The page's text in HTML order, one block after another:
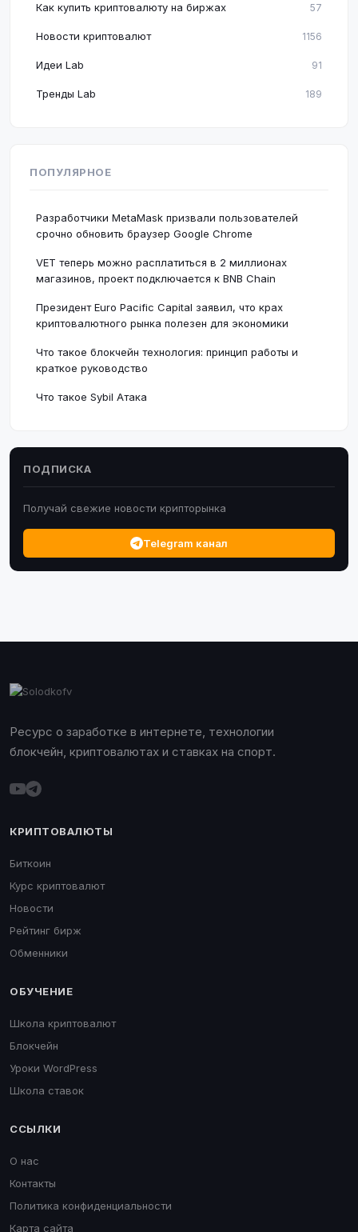
Как купить криптовалюту на биржах 57
Новости криптовалют 1156
Идеи Lab 91
Тренды Lab 189
ПОПУЛЯРНОЕ
Разработчики MetaMask призвали пользователей
срочно обновить браузер Google Chrome
VET теперь можно расплатиться в 2 миллионах
магазинов, проект подключается к BNB Chain
Президент Euro Pacific Capital заявил, что крах
криптовалютного рынка полезен для экономики
Что такое блокчейн технология: принцип работы и
краткое руководство
Что такое Sybil Атака
ПОДПИСКА
Получай свежие новости крипторынка
Telegram канал
Ресурс о заработке в интернете, технологии
блокчейн, криптовалютах и ставках на спорт.
КРИПТОВАЛЮТЫ
Биткоин
Курс криптовалют
Новости
Рейтинг бирж
Обменники
ОБУЧЕНИЕ
Школа криптовалют
Блокчейн
Уроки WordPress
Школа ставок
ССЫЛКИ
О нас
Контакты
Политика конфиденциальности
Карта сайта